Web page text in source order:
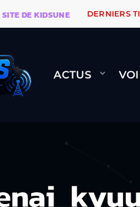
KIDSUNE DERNIERS
ACTUS